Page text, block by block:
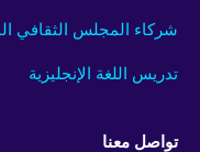
شركاء المجلس الثقافي
تدريس اللغة الإنجليزية
تواصل معنا